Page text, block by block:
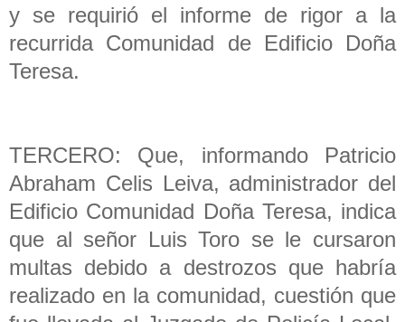
y se requirió el informe de rigor a la
recurrida Comunidad de Edificio Doña
Teresa.
TERCERO: Que, informando Patricio
Abraham Celis Leiva, administrador del
Edificio Comunidad Doña Teresa, indica
que al señor Luis Toro se le cursaron
multas debido a destrozos que habría
realizado en la comunidad, cuestión que